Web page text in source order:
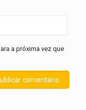
a próxima vez que